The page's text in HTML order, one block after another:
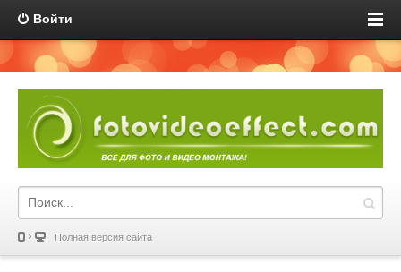
Войти
Полная версия сайта